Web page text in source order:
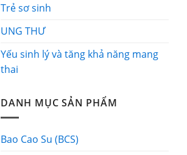
Trẻ sơ sinh
UNG THƯ
Yếu sinh lý và tăng khả năng mang
thai
DANH MỤC SẢN PHẨM
Bao Cao Su (BCS)